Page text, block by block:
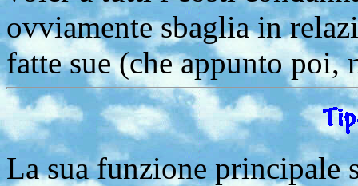
ovviamente sbaglia in
fatte sue (che appunto poi,
La sua funzione principale